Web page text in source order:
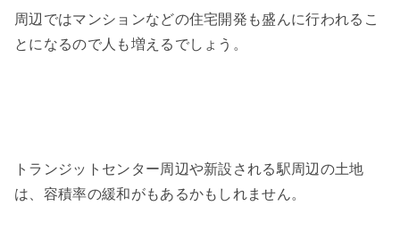
周辺ではマンションなどの住宅開発も盛んに行われるこ
とになるので人も増えるでしょう。
トランジットセンター周辺や新設される駅周辺の土地
は、容積率の緩和がもあるかもしれません。